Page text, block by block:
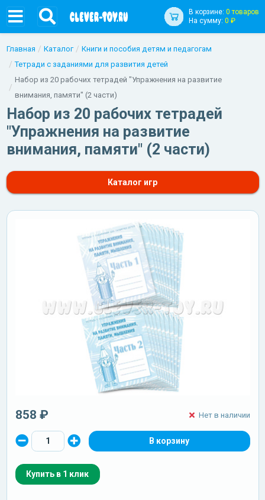
В корзине: 0 товаров
На сумму: 0 ₽
Главная Каталог
Книги и пособия детям и педагогам
Тетради с заданиями для развития детей
Набор из 20 рабочих тетрадей "Упражнения на развитие
внимания, памяти" (2 части)
Набор из 20 рабочих тетрадей
"Упражнения на развитие
внимания, памяти" (2 части)
Каталог игр
858 ₽ Нет в наличии
Купить в 1 клик